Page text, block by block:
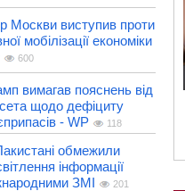
Москви виступив проти
мобілізації економіки
600
вимагав пояснень від
щодо дефіциту
- WP
118
обмежили
інформації
ЗМІ
201